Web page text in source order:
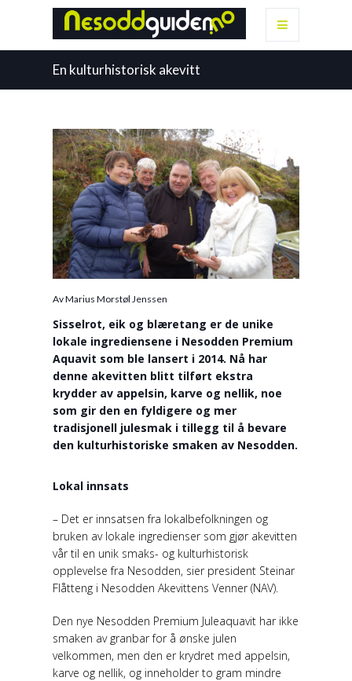
En kulturhistorisk akevitt
Av Marius Morstøl Jenssen
Sisselrot, eik og blæretang er de unike
lokale ingrediensene i Nesodden Premium
Aquavit som ble lansert i 2014. Nå har
denne akevitten blitt tilført ekstra
krydder av appelsin, karve og nellik, noe
som gir den en fyldigere og mer
tradisjonell julesmak i tillegg til å bevare
den kulturhistoriske smaken av Nesodden.
Lokal innsats
– Det er innsatsen fra lokalbefolkningen og
bruken av lokale ingredienser som gjør akevitten
vår til en unik smaks- og kulturhistorisk
opplevelse fra Nesodden, sier president Steinar
Flåtteng i Nesodden Akevittens Venner (NAV).
Den nye Nesodden Premium Juleaquavit har ikke
smaken av granbar for å ønske julen
velkommen, men den er krydret med appelsin,
karve og nellik, og inneholder to gram mindre